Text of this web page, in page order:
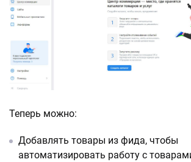
Теперь можно:
Добавлять товары из фида, чтобы
автоматизировать работу с